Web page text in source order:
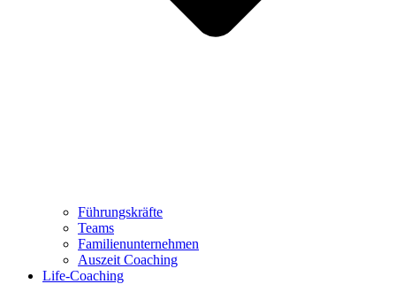
Führungskräfte
Teams
Familienunternehmen
Auszeit Coaching
Life-Coaching